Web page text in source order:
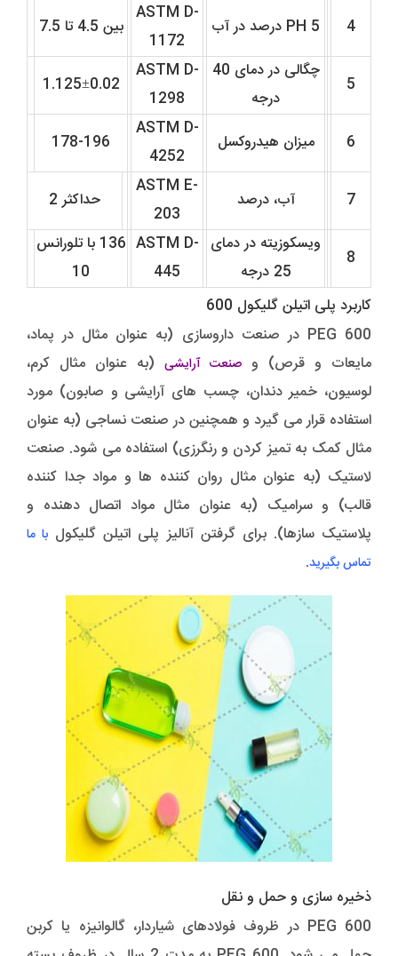
4
PH 5 درصد در آب
ASTM D-
1172
بین 4.5 تا 7.5
5
چگالی در دمای 40
درجه
ASTM D-
1298
1.125±0.02
6 میزان هیدروکسل
ASTM D-
4252
178-196
7 آب، درصد
ASTM E-
203
حداکثر 2
8
ویسکوزیته در دمای
25 درجه
ASTM D-
445
136 با تلورانس
10
کاربرد پلی اتیلن گلیکول 600
PEG 600 در صنعت داروسازی (به عنوان مثال در پماد،
مایعات و قرص) و صنعت آرایشی (به عنوان مثال کرم،
لوسیون، خمیر دندان، چسب های آرایشی و صابون) مورد
استفاده قرار می گیرد و همچنین در صنعت نساجی (به عنوان
مثال کمک به تمیز کردن و رنگرزی) استفاده می شود. صنعت
لاستیک (به عنوان مثال روان کننده ها و مواد جدا کننده
قالب) و سرامیک (به عنوان مثال مواد اتصال دهنده و
پلاستیک سازها). برای گرفتن آنالیز پلی اتیلن گلیکول با ما
تماس بگیرید.
ذخیره سازی و حمل و نقل
PEG 600 در ظروف فولادهای شیاردار، گالوانیزه یا کربن